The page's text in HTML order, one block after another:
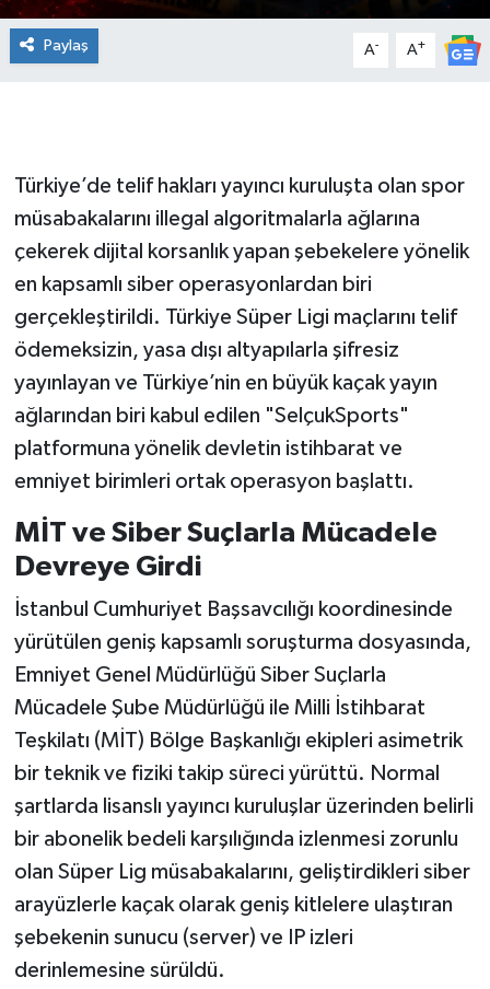
Paylaş A- A+
Türkiye’de telif hakları yayıncı kuruluşta olan spor
müsabakalarını illegal algoritmalarla ağlarına
çekerek dijital korsanlık yapan şebekelere yönelik
en kapsamlı siber operasyonlardan biri
gerçekleştirildi. Türkiye Süper Ligi maçlarını telif
ödemeksizin, yasa dışı altyapılarla şifresiz
yayınlayan ve Türkiye’nin en büyük kaçak yayın
ağlarından biri kabul edilen "SelçukSports"
platformuna yönelik devletin istihbarat ve
emniyet birimleri ortak operasyon başlattı.
MİT ve Siber Suçlarla Mücadele
Devreye Girdi
İstanbul Cumhuriyet Başsavcılığı koordinesinde
yürütülen geniş kapsamlı soruşturma dosyasında,
Emniyet Genel Müdürlüğü Siber Suçlarla
Mücadele Şube Müdürlüğü ile Milli İstihbarat
Teşkilatı (MİT) Bölge Başkanlığı ekipleri asimetrik
bir teknik ve fiziki takip süreci yürüttü. Normal
şartlarda lisanslı yayıncı kuruluşlar üzerinden belirli
bir abonelik bedeli karşılığında izlenmesi zorunlu
olan Süper Lig müsabakalarını, geliştirdikleri siber
arayüzlerle kaçak olarak geniş kitlelere ulaştıran
şebekenin sunucu (server) ve IP izleri
derinlemesine sürüldü.